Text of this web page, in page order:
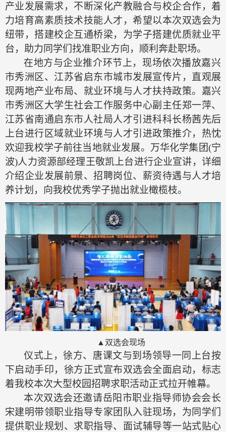
产业发展需求，不断深化产教融合与校企合作，着
力培育高素质技术技能人才，希望以本次双选会为
纽带，搭建校企互通桥梁，为学子搭建优质就业平
台，助力同学们找准职业方向，顺利奔赴职场。
在地方与企业推介环节上，现场依次播放嘉兴
市秀洲区、江苏省启东市城市发展宣传片，直观展
现两地产业布局、就业环境与人才扶持政策。嘉兴
市秀洲区大学生社会工作服务中心副主任郑一萍、
江苏省南通启东市人社局人才引进科科长杨茜先后
上台进行区域就业环境与人才引进政策推介，热忱
欢迎我校学子前往当地就业发展。万华化学集团(宁
波)人力资源部经理王敬凯上台进行企业宣讲，详细
介绍企业发展前景、招聘岗位、薪资待遇与人才培
养计划，向我校优秀学子抛出就业橄榄枝。
▲双选会现场
仪式上，徐方、唐课文与到场领导一同上台按
下启动手印，徐方正式宣布双选会全面启动，标志
着我校本次大型校园招聘求职活动正式拉开帷幕。
本次双选会还邀请岳阳市职业指导师协会会长
宋建明带领职业指导专家团队入驻现场，为同学们
提供职业规划、求职指导、面试辅导等一站式贴心